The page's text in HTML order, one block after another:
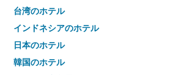
台湾のホテル
インドネシアのホテル
日本のホテル
韓国のホテル